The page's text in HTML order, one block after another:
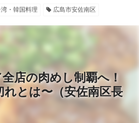
・韓国料理 広島市安佐南区
店の肉めし制覇へ！
れとは〜（安佐南区長